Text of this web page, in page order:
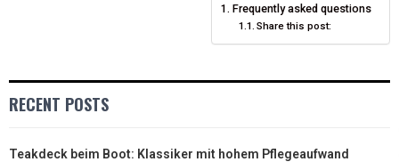
)
T
N
Frequently asked questions
Share this post:
RECENT POSTS
Teakdeck beim Boot: Klassiker mit hohem Pflegeaufwand